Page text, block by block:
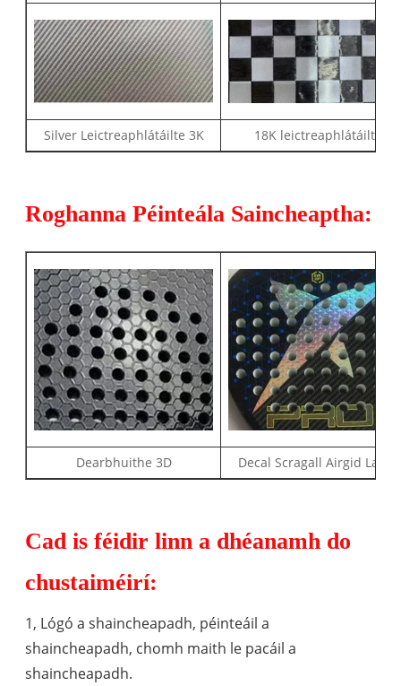
Silver Leictreaphlátáilte 3K 18K leictreaphlátáilte
Roghanna Péinteála Saincheaptha:
Dearbhuithe 3D Decal Scragall Airgid Laser
Cad is féidir linn a dhéanamh do
chustaiméirí:
1, Lógó a shaincheapadh, péinteáil a
shaincheapadh, chomh maith le pacáil a
shaincheapadh.